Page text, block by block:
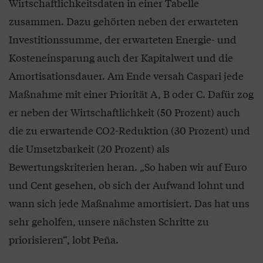
zusammen. Dazu gehörten neben der erwarteten
Investitionssumme, der erwarteten Energie- und
Kosteneinsparung auch der Kapitalwert und die
Amortisationsdauer. Am Ende versah Caspari jede
Maßnahme mit einer Priorität A, B oder C. Dafür zog
er neben der Wirtschaftlichkeit (50 Prozent) auch
die zu erwartende CO2-Reduktion (30 Prozent) und
die Umsetzbarkeit (20 Prozent) als
Bewertungskriterien heran. „So haben wir auf Euro
und Cent gesehen, ob sich der Aufwand lohnt und
wann sich jede Maßnahme amortisiert. Das hat uns
sehr geholfen, unsere nächsten Schritte zu
priorisieren“, lobt Peña.